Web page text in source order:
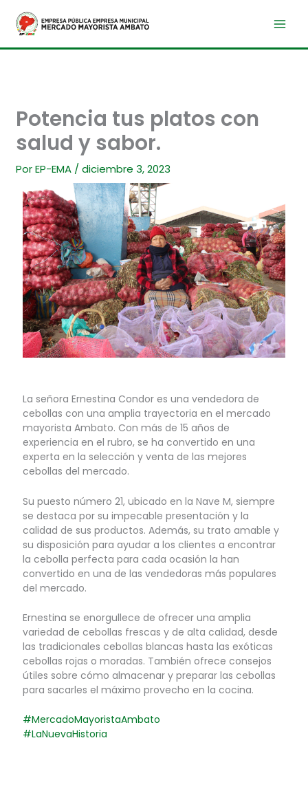
contenido
Potencia tus platos con
salud y sabor.
PorEP-EMA /diciembre 3, 2023
La señora Ernestina Condor es una vendedora de
cebollas con una amplia trayectoria en el mercado
mayorista Ambato. Con más de 15 años de
experiencia en el rubro, se ha convertido en una
experta en la selección y venta de las mejores
cebollas del mercado.
Su puesto número 21, ubicado en la Nave M, siempre
se destaca por su impecable presentación y la
calidad de sus productos. Además, su trato amable y
su disposición para ayudar a los clientes a encontrar
la cebolla perfecta para cada ocasión la han
convertido en una de las vendedoras más populares
del mercado.
Ernestina se enorgullece de ofrecer una amplia
variedad de cebollas frescas y de alta calidad, desde
las tradicionales cebollas blancas hasta las exóticas
cebollas rojas o moradas. También ofrece consejos
útiles sobre cómo almacenar y preparar las cebollas
para sacarles el máximo provecho en la cocina.
#MercadoMayoristaAmbato
#LaNuevaHistoria